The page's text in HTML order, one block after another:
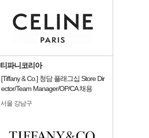
티파니코리아
[Tiffany & Co.] 청담 플래그십 Store Dir
ector/Team Manager/OP/CA 채용
서울 강남구